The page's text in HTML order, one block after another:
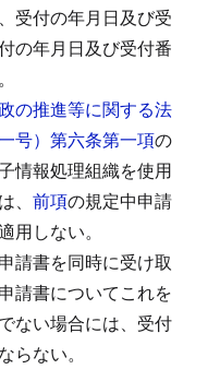
受付の年月日及び受
の年月日及び受付番
の推進等に関する法
号）第六条第一項の
情報処理組織を使用
前項の規定中申請
用しない。
請書を同時に受け取
請書についてこれを
ない場合には、受付
らない。